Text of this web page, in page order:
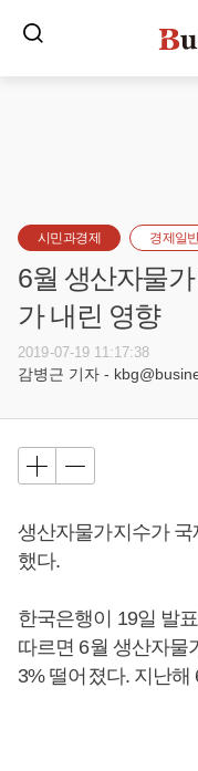
시민과경제 경제일
6월 생산자물
가 내린 영향
2019-07-19 11:17:38
감병근 기자 -
생산자물가지수가
했다.
한국은행이 19일 발
따르면 6월 생산자물
3% 떨어졌다. 지난